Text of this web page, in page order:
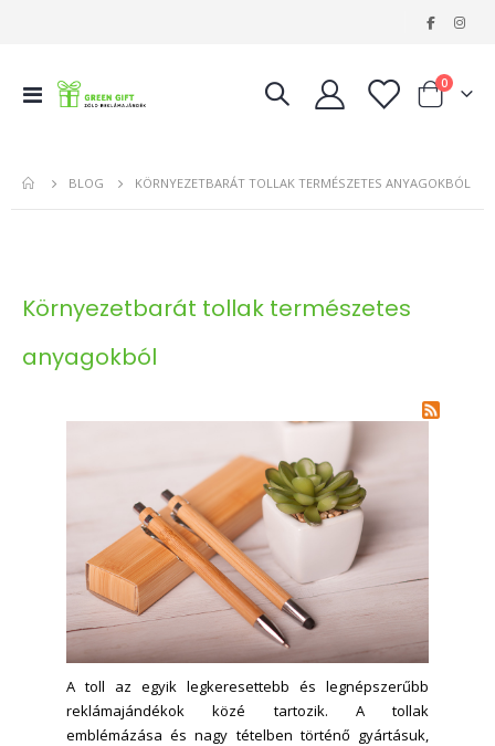
Navigáció
Kosár
0tételeket
BLOG KÖRNYEZETBARÁT TOLLAK TERMÉSZETES ANYAGOKBÓL
Környezetbarát tollak természetes
anyagokból
A toll az egyik legkeresettebb és legnépszerűbb
reklámajándékok közé tartozik. A tollak
emblémázása és nagy tételben történő gyártásuk,